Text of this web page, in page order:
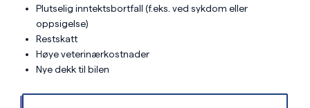
Plutselig inntektsbortfall (f.eks. ved sykdom eller
oppsigelse)
Restskatt
Høye veterinærkostnader
Nye dekk til bilen